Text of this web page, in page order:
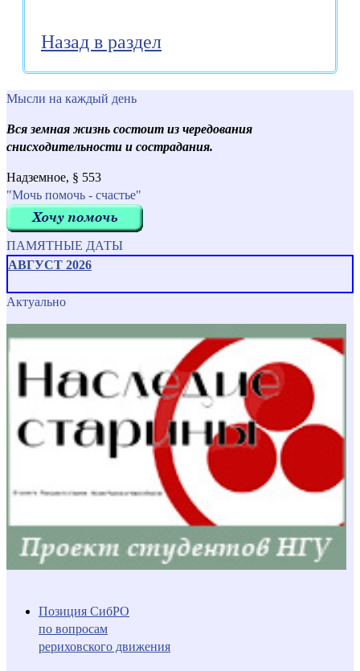
Назад в раздел
Мысли на каждый день
Вся земная жизнь состоит из чередования
снисходительности и сострадания.
Надземное, § 553
"Мочь помочь - счастье"
ПАМЯТНЫЕ ДАТЫ
АВГУСТ 2026
Актуально
Позиция СибРО
по вопросам
рериховского движения